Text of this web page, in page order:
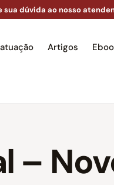
sua dúvida ao nosso
Artigos
–